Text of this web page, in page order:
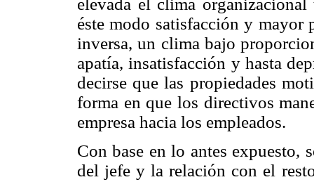
éste modo satisfacción y mayor
inversa, un clima bajo
apatía, insatisfacción y hasta
decirse que las propiedades
forma en que los directivos
empresa hacia los empleados.
Con base en lo antes expuesto,
del jefe y la relación con el